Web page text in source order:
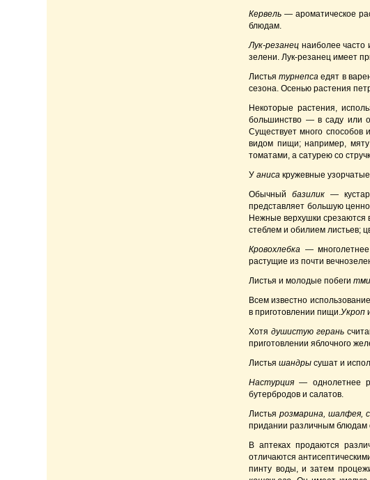
Кервель — ароматическое
блюдам.
Лук-резанец наиболее часто
зелени. Лук-резанец имеет
Листьятурнепса едят в
сезона. Осенью растения
Некоторые растения,
большинство — в саду или
Существует много способов
видом пищи; например,
томатами, а сатурею со
Уаниса кружевные
Обычныйбазилик —
представляет большую
Нежные верхушки срезаются
стеблем и обилием листьев;
Кровохлебка —
растущие из почти
Листья и молодые побеги
Всем известно
в приготовлении пищи.Укроп
Хотядушистую герань
приготовлении яблочного
Листьяшандры сушат и
Настурция — однолетнее
бутербродов и салатов.
Листьярозмарина, шалфея,
придании различным блюдам
В аптеках продаются
отличаются
пинту воды, и затем